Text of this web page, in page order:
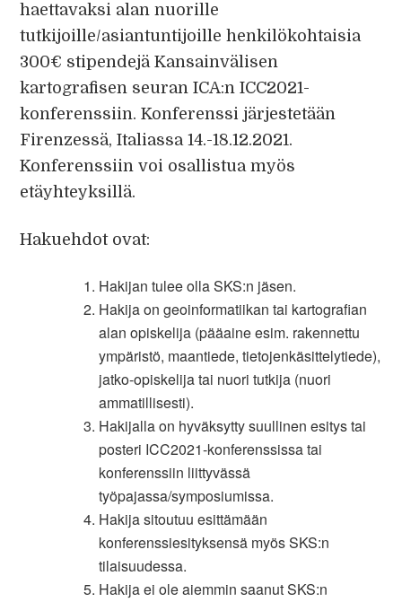
haettavaksi alan nuorille
tutkijoille/asiantuntijoille henkilökohtaisia
300€ stipendejä Kansainvälisen
kartografisen seuran ICA:n ICC2021-
konferenssiin. Konferenssi järjestetään
Firenzessä, Italiassa 14.-18.12.2021.
Konferenssiin voi osallistua myös
etäyhteyksillä.
Hakuehdot ovat:
Hakijan tulee olla SKS:n jäsen.
Hakija on geoinformatiikan tai kartografian
alan opiskelija (pääaine esim. rakennettu
ympäristö, maantiede, tietojenkäsittelytiede),
jatko-opiskelija tai nuori tutkija (nuori
ammatillisesti).
Hakijalla on hyväksytty suullinen esitys tai
posteri ICC2021-konferenssissa tai
konferenssiin liittyvässä
työpajassa/symposiumissa.
Hakija sitoutuu esittämään
konferenssiesityksensä myös SKS:n
tilaisuudessa.
Hakija ei ole aiemmin saanut SKS:n